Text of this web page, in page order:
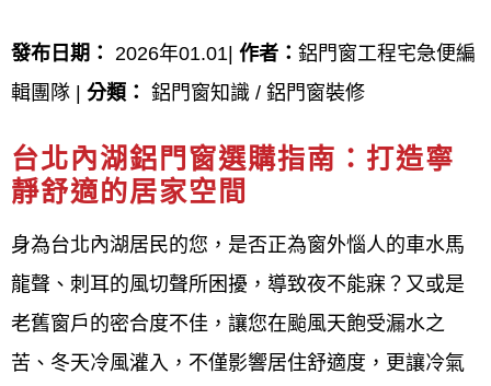
台北內湖鋁窗安裝價錢,台北內湖鋁窗施工流程圖,台北
內湖門窗工程施工要領,台北內湖鋁門窗工程施工品質
裝不回去,台北內湖鋁門窗安裝時間,台北內湖窗框安
裝,台北內湖鋁門窗,台北內湖铝窗,台北內湖門窗,台北
內湖鋁窗價格,台北內湖鋁門框價格,台北內湖陽台鋁門
窗價格,台北內湖鋁窗包框價格,台北內湖窗戶安裝,台
北內湖鋁門窗報價,台北內湖鋁門窗估價,台北內湖鋁門
窗價錢,台北內湖鋁門窗價格查詢,台北內湖氣密窗安
發布日期： 2026年01.01| 作者： 鋁門窗工程宅急便編
輯團隊 | 分類： 鋁門窗知識 / 鋁門窗裝修
台北內湖鋁門窗選購指南：打造寧
靜舒適的居家空間
身為台北內湖居民的您，是否正為窗外惱人的車水馬
龍聲、刺耳的風切聲所困擾，導致夜不能寐？又或是
老舊窗戶的密合度不佳，讓您在颱風天飽受漏水之
苦、冬天冷風灌入，不僅影響居住舒適度，更讓冷氣